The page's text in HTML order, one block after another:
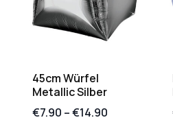
45cm Würfel
Metallic Silber
€7.90 –€14.90